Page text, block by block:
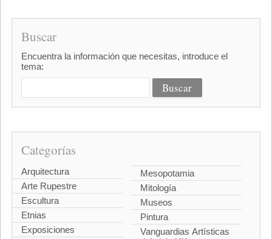
Buscar
Encuentra la información que necesitas, introduce el
tema:
Categorías
Arquitectura
Arte Rupestre
Escultura
Etnias
Exposiciones
Mesopotamia
Mitología
Museos
Pintura
Vanguardias Artísticas